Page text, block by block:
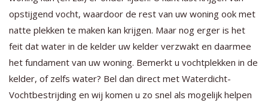
opstijgend vocht, waardoor de rest van uw woning ook met
natte plekken te maken kan krijgen. Maar nog erger is het
feit dat water in de kelder uw kelder verzwakt en daarmee
het fundament van uw woning. Bemerkt u vochtplekken in de
kelder, of zelfs water? Bel dan direct met Waterdicht-
Vochtbestrijding en wij komen u zo snel als mogelijk helpen